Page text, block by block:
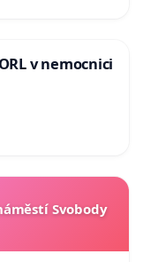
v nemocnici
Svobody